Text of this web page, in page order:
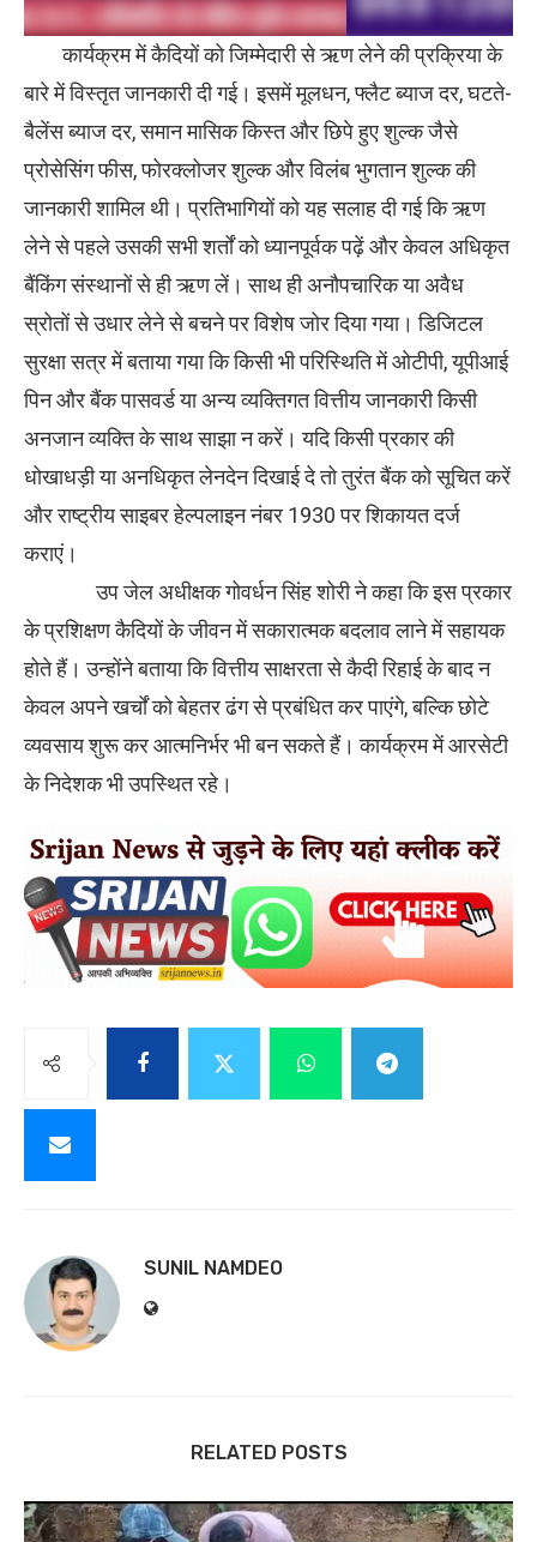
कार्यक्रम में कैदियों को जिम्मेदारी से ऋण लेने की प्रक्रिया के
बारे में विस्तृत जानकारी दी गई। इसमें मूलधन, फ्लैट ब्याज दर, घटते-
बैलेंस ब्याज दर, समान मासिक किस्त और छिपे हुए शुल्क जैसे
प्रोसेसिंग फीस, फोरक्लोजर शुल्क और विलंब भुगतान शुल्क की
जानकारी शामिल थी। प्रतिभागियों को यह सलाह दी गई कि ऋण
लेने से पहले उसकी सभी शर्तों को ध्यानपूर्वक पढ़ें और केवल अधिकृत
बैंकिंग संस्थानों से ही ऋण लें। साथ ही अनौपचारिक या अवैध
स्रोतों से उधार लेने से बचने पर विशेष जोर दिया गया। डिजिटल
सुरक्षा सत्र में बताया गया कि किसी भी परिस्थिति में ओटीपी, यूपीआई
पिन और बैंक पासवर्ड या अन्य व्यक्तिगत वित्तीय जानकारी किसी
अनजान व्यक्ति के साथ साझा न करें। यदि किसी प्रकार की
धोखाधड़ी या अनधिकृत लेनदेन दिखाई दे तो तुरंत बैंक को सूचित करें
और राष्ट्रीय साइबर हेल्पलाइन नंबर 1930 पर शिकायत दर्ज
कराएं।
उप जेल अधीक्षक गोवर्धन सिंह शोरी ने कहा कि इस प्रकार
के प्रशिक्षण कैदियों के जीवन में सकारात्मक बदलाव लाने में सहायक
होते हैं। उन्होंने बताया कि वित्तीय साक्षरता से कैदी रिहाई के बाद न
केवल अपने खर्चों को बेहतर ढंग से प्रबंधित कर पाएंगे, बल्कि छोटे
व्यवसाय शुरू कर आत्मनिर्भर भी बन सकते हैं। कार्यक्रम में आरसेटी
के निदेशक भी उपस्थित रहे।
SUNIL NAMDEO
RELATED POSTS